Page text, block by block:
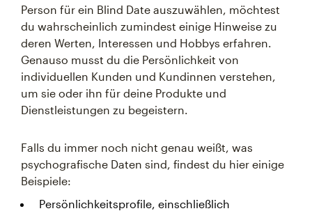
Person für ein Blind Date auszuwählen, möchtest
du wahrscheinlich zumindest einige Hinweise zu
deren Werten, Interessen und Hobbys erfahren.
Genauso musst du die Persönlichkeit von
individuellen Kunden und Kundinnen verstehen,
um sie oder ihn für deine Produkte und
Dienstleistungen zu begeistern.
Falls du immer noch nicht genau weißt, was
psychografische Daten sind, findest du hier einige
Beispiele:
Persönlichkeitsprofile, einschließlich